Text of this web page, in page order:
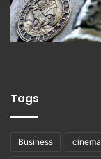
Tags
Business cinema